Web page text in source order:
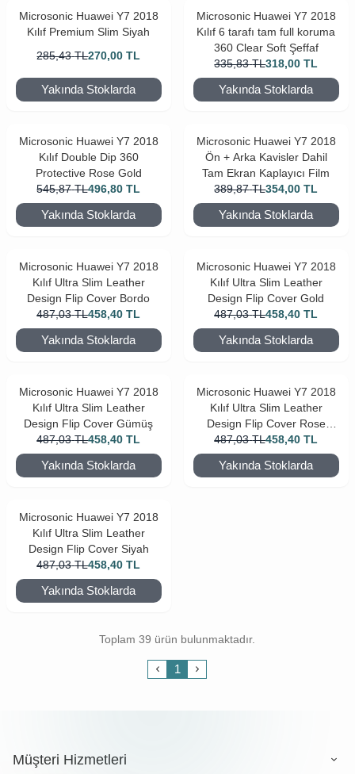
Microsonic Huawei Y7 2018
Kılıf Premium Slim Siyah
285,43 TL270,00 TL
Yakında Stoklarda
Microsonic Huawei Y7 2018
Kılıf 6 tarafı tam full koruma
360 Clear Soft Şeffaf
335,83 TL318,00 TL
Yakında Stoklarda
Microsonic Huawei Y7 2018
Kılıf Double Dip 360
Protective Rose Gold
545,87 TL496,80 TL
Yakında Stoklarda
Microsonic Huawei Y7 2018
Ön + Arka Kavisler Dahil
Tam Ekran Kaplayıcı Film
389,87 TL354,00 TL
Yakında Stoklarda
Microsonic Huawei Y7 2018
Kılıf Ultra Slim Leather
Design Flip Cover Bordo
487,03 TL458,40 TL
Yakında Stoklarda
Microsonic Huawei Y7 2018
Kılıf Ultra Slim Leather
Design Flip Cover Gold
487,03 TL458,40 TL
Yakında Stoklarda
Microsonic Huawei Y7 2018
Kılıf Ultra Slim Leather
Design Flip Cover Gümüş
487,03 TL458,40 TL
Yakında Stoklarda
Microsonic Huawei Y7 2018
Kılıf Ultra Slim Leather
Design Flip Cover Rose
Gold
487,03 TL458,40 TL
Yakında Stoklarda
Microsonic Huawei Y7 2018
Kılıf Ultra Slim Leather
Design Flip Cover Siyah
487,03 TL458,40 TL
Yakında Stoklarda
Toplam 39 ürün bulunmaktadır.
1
Müşteri Hizmetleri